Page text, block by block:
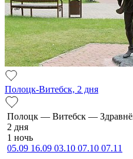
Полоцк-Витебск, 2 дня
По­лоцк — Ви­тебск —
2 дня
1 ночь
05.09 16.09 03.10 07.10 07.11